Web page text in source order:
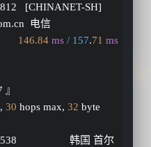
[CHINANET-SH]
电信
146.84 ms / 157.71 ms
, 30 hops max, 32 byte
韩国 首尔